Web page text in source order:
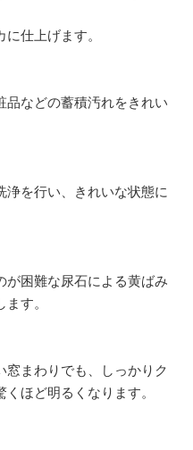
仕上げます。
品などの蓄積汚れをきれい
浄を行い、きれいな状態に
が困難な尿石による黄ばみ
す。
窓まわりでも、しっかりク
ほど明るくなります。